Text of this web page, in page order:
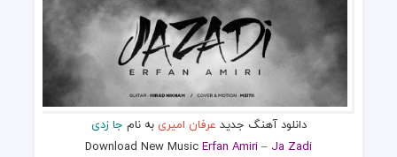
دانلود آهنگ جدید عرفان امیری به نام جا زدی
Download New MusicErfan Amiri– Ja Zadi